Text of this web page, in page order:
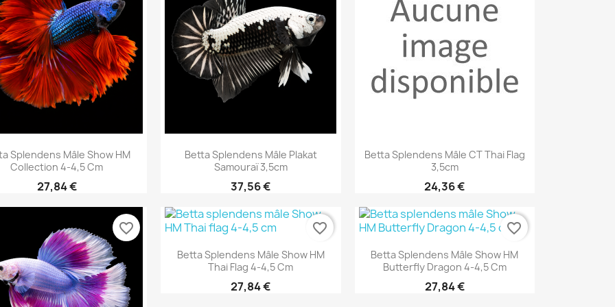
 Aperçu rapide
Splendens Mâle Show HM
Collection 4-4,5 Cm
27,84 €
 Aperçu rapide
Betta Splendens Mâle Plakat
Samouraï 3,5cm
37,56 €
 Aperçu rapide
Betta Splendens Mâle CT Thai Flag
3,5cm
24,36 €
favorite_border

Aperçu rapide
Betta Splendens Mâle Show HM
Thai Flag 4-4,5 Cm
27,84 €
favorite_border
 Aperçu rapide
Betta Splendens Mâle Show HM
Butterfly Dragon 4-4,5 Cm
27,84 €
favorite_border